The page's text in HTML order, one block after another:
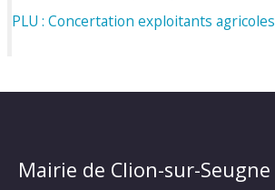
PLU : Concertation exploitants agricoles
Mairie de Clion-sur-Seugne